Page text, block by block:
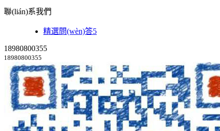
聯(lián)系我們
精選問(wèn)答5
18980800355
18980800355